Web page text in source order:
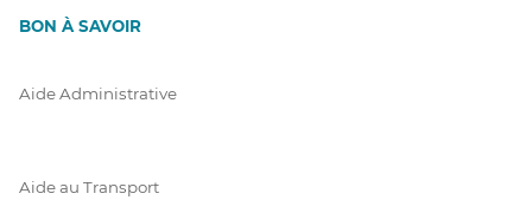
BON À SAVOIR
Aide Administrative
Aide au Transport